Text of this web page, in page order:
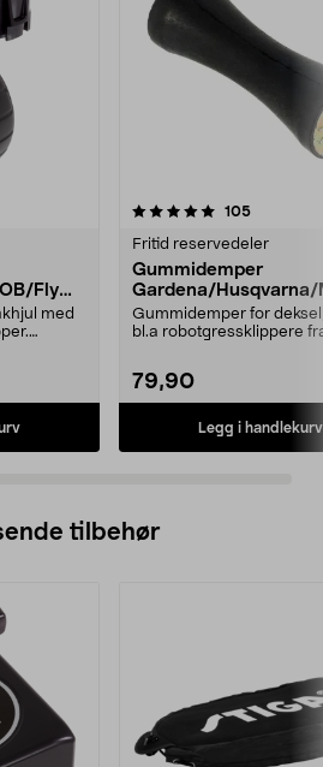
Flymo
med
105
Fritid reservedeler
Gummidemper
Gardena/Husqvarna/
ch/Flymo
Gummidemper for
bl.a robotgressklippere
79,90
Legg i handlekurv
4.5 av 5 stjerner
tilbehør